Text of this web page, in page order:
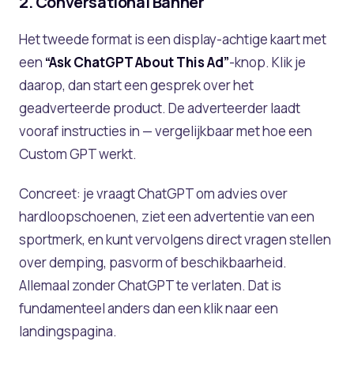
Het tweede format is een display-achtige kaart met
een “Ask ChatGPT About This Ad”-knop. Klik je
daarop, dan start een gesprek over het
geadverteerde product. De adverteerder laadt
vooraf instructies in — vergelijkbaar met hoe een
Custom GPT werkt.
Concreet: je vraagt ChatGPT om advies over
hardloopschoenen, ziet een advertentie van een
sportmerk, en kunt vervolgens direct vragen stellen
over demping, pasvorm of beschikbaarheid.
Allemaal zonder ChatGPT te verlaten. Dat is
fundamenteel anders dan een klik naar een
landingspagina.